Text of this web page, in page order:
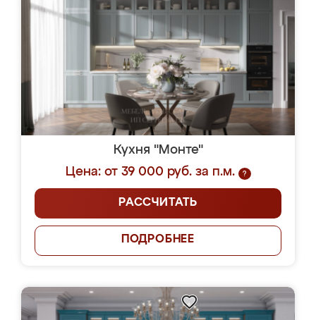
Кухня "Монте"
Цена: от 39 000 руб. за п.м.
?
РАССЧИТАТЬ
ПОДРОБНЕЕ